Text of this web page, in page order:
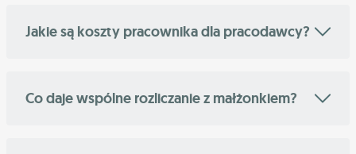
Jakie są koszty pracownika dla pracodawcy?
Co daje wspólne rozliczanie z małżonkiem?